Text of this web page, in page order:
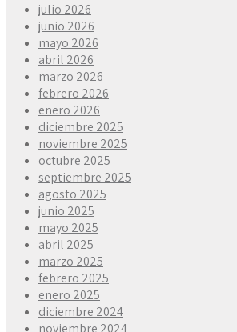
julio 2026
junio 2026
mayo 2026
abril 2026
marzo 2026
febrero 2026
enero 2026
diciembre 2025
noviembre 2025
octubre 2025
septiembre 2025
agosto 2025
junio 2025
mayo 2025
abril 2025
marzo 2025
febrero 2025
enero 2025
diciembre 2024
noviembre 2024